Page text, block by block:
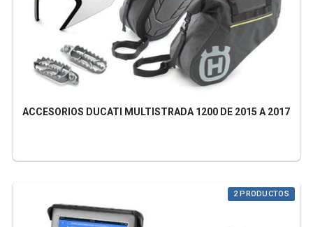
ACCESORIOS DUCATI MULTISTRADA 1200 DE 2015 A 2017
2 PRODUCTOS